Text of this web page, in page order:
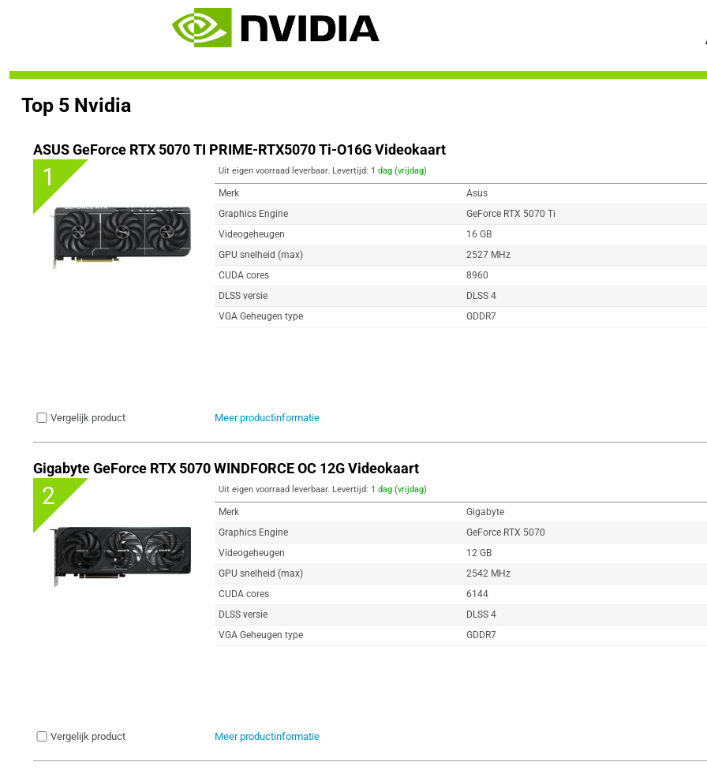
Top 5 Nvidia
ASUS GeForce RTX 5070 TI PRIME-RTX5070 Ti-O16G Videokaart
1 Uit eigen voorraad leverbaar. Levertijd: 1 dag (vrijdag)
Merk
Asus
Graphics Engine
GeForce RTX 5070 Ti
Videogeheugen
16 GB
GPU snelheid (max)
2527 MHz
CUDA cores
8960
DLSS versie
DLSS 4
VGA Geheugen type
GDDR7
Vergelijk product Meer productinformatie
Gigabyte GeForce RTX 5070 WINDFORCE OC 12G Videokaart
2 Uit eigen voorraad leverbaar. Levertijd: 1 dag (vrijdag)
Merk
Gigabyte
Graphics Engine
GeForce RTX 5070
Videogeheugen
12 GB
GPU snelheid (max)
2542 MHz
CUDA cores
6144
DLSS versie
DLSS 4
VGA Geheugen type
GDDR7
Vergelijk product Meer productinformatie